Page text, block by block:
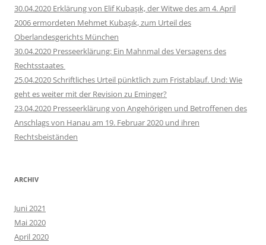
30.04.2020 Erklärung von Elif Kubaşık, der Witwe des am 4. April
2006 ermordeten Mehmet Kubaşık, zum Urteil des
Oberlandesgerichts München
30.04.2020 Presseerklärung: Ein Mahnmal des Versagens des
Rechtsstaates
25.04.2020 Schriftliches Urteil pünktlich zum Fristablauf. Und: Wie
geht es weiter mit der Revision zu Eminger?
23.04.2020 Presseerklärung von Angehörigen und Betroffenen des
Anschlags von Hanau am 19. Februar 2020 und ihren
Rechtsbeiständen
ARCHIV
Juni 2021
Mai 2020
April 2020